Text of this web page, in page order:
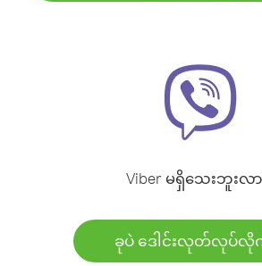
Viber မရှိသေးဘူးလာ
ခုပဲ ဒေါင်းလုတ်လုပ်လို